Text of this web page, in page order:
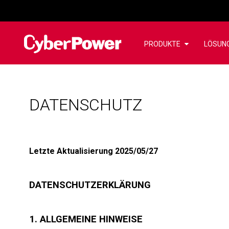
PRODUKTE
DATENSCHUTZ
Letzte Aktualisierung 2025/05/27
DATENSCHUTZERKLÄRUNG
1. ALLGEMEINE HINWEISE